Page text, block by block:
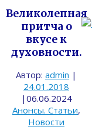
Великолепная
притча о
вкусе к
духовности.
Автор: admin |
24.01.2018
| 06.06.2024
Анонсы. Статьи,
Новости